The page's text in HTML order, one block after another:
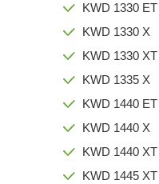
KWD 1330 ET
KWD 1330 X
KWD 1330 XT
KWD 1335 X
KWD 1440 ET
KWD 1440 X
KWD 1440 XT
KWD 1445 XT